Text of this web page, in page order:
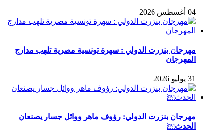
04 أغسطس 2026
مهرجان بنزرت الدولي : سهرة تونسية مصرية تلهب مدارج
المهرجان
31 يوليو 2026
مهرجان بنزرت الدولي: رؤوف ماهر ووائل جسار يصنعان
الحدث￼